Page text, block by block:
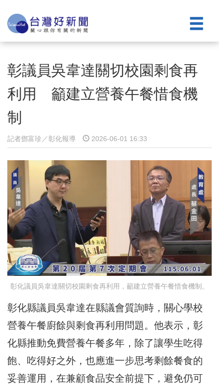
彰議員吳韋達關切校園剩食再
利用 籲建立營養午餐惜食機
制
記者鄧富珍／彰化報導 2026-06-01 16:33
彰化議員吳韋達關切校園剩食再利用，籲建立營養午餐惜食機制。
彰化縣議員吳韋達在縣議會質詢時，關心學校
營養午餐廚餘與剩食再利用問題。他表示，彰
化縣推動免費營養午餐多年，除了讓學生吃得
飽、吃得好之外，也應進一步思考剩餘餐食的
妥善運用，在兼顧食品安全前提下，避免仍可